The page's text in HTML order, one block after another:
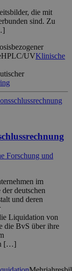
die mit
sind. Zu
HPLC/UVKlinische
Forschung und
im
deutschen
und deren
Liquidation von
die BvS über ihre
[…]